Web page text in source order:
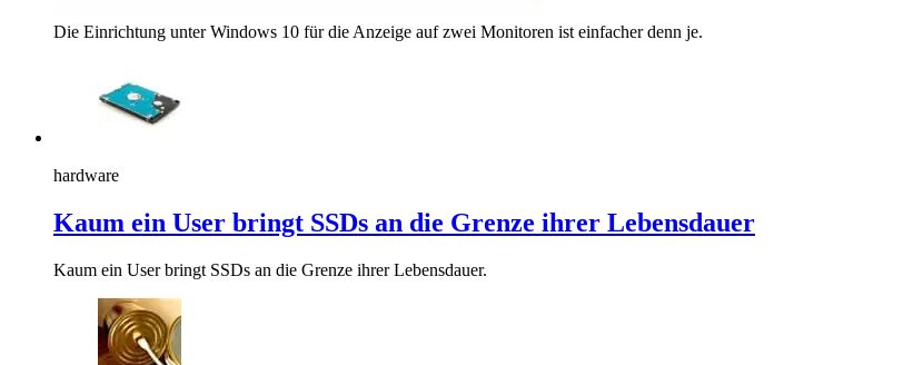
Die Einrichtung unter Windows 10 für die Anzeige auf zwei Monitoren ist einfacher denn je.
hardware
Kaum ein User bringt SSDs an die Grenze ihrer Lebensdauer
Kaum ein User bringt SSDs an die Grenze ihrer Lebensdauer.